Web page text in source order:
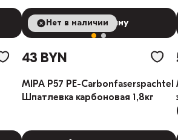
В корзину
Нет в наличии
43 BYN
MIPA P57 PE-Carbonfaserspachtel
Шпатлевка карбоновая 1,8кг